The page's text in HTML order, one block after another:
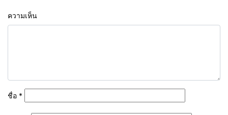
ความเห็น
ชื่อ *